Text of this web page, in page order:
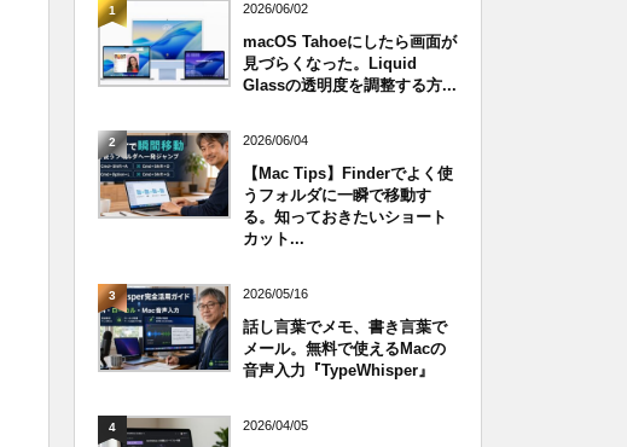
1 2026/06/02
macOS Tahoeにしたら画面が
見づらくなった。Liquid
Glassの透明度を調整する方...
2 2026/06/04
【Mac Tips】Finderでよく使
うフォルダに一瞬で移動す
る。知っておきたいショート
カット...
3 2026/05/16
話し言葉でメモ、書き言葉で
メール。無料で使えるMacの
音声入力『TypeWhisper』
4 2026/04/05